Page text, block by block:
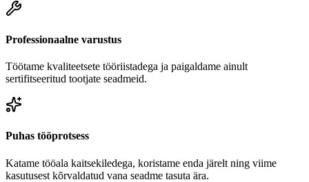
Professionaalne varustus
Töötame kvaliteetsete tööriistadega ja paigaldame ainult
sertifitseeritud tootjate seadmeid.
Puhas tööprotsess
Katame tööala kaitsekiledega, koristame enda järelt ning viime
kasutusest kõrvaldatud vana seadme tasuta ära.